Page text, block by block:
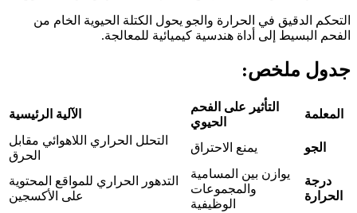
التحكم الدقيق في الحرارة والجو يحول الكتلة الحيوية الخام من
الفحم البسيط إلى أداة هندسية كيميائية للمعالجة.
جدول ملخص:
المعلمة
التأثير على الفحم
الحيوي
الآلية الرئيسية
الجو يمنع الاحتراق
التحلل الحراري اللاهوائي مقابل
الحرق
درجة
الحرارة
يوازن بين المسامية
والمجموعات
الوظيفية
التدهور الحراري للمواقع المحتوية
على الأكسجين